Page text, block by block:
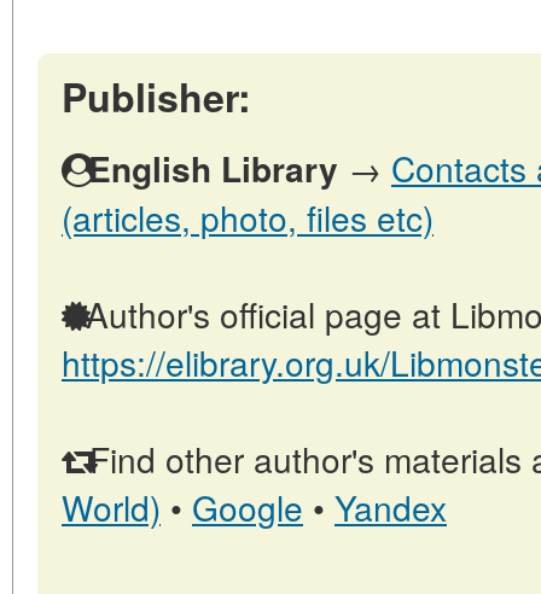
Publisher:
English Library → Contacts
(articles, photo, files etc)
Author's official page at
https://elibrary.org.uk/
Find other author's materials
World) • Google • Yandex